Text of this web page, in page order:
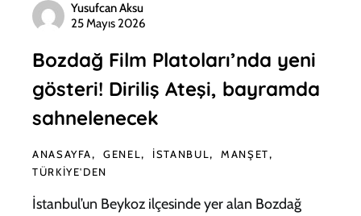
Yusufcan Aksu
25 Mayıs 2026
Bozdağ Film Platoları’nda yeni
gösteri! Diriliş Ateşi, bayramda
sahnelenecek
ANASAYFA GENEL İSTANBUL
MANŞET
TÜRKIYE'DEN
İstanbul’un Beykoz ilçesinde yer alan Bozdağ